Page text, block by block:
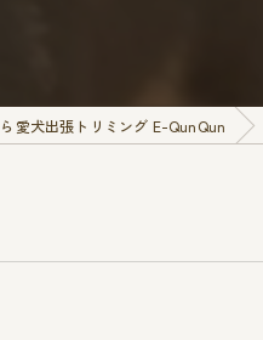
愛犬出張トリミング E-QunQun